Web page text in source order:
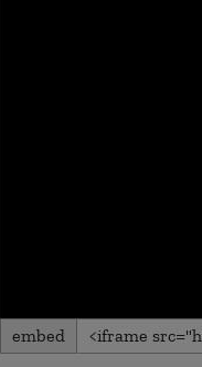
0
seconds
embed